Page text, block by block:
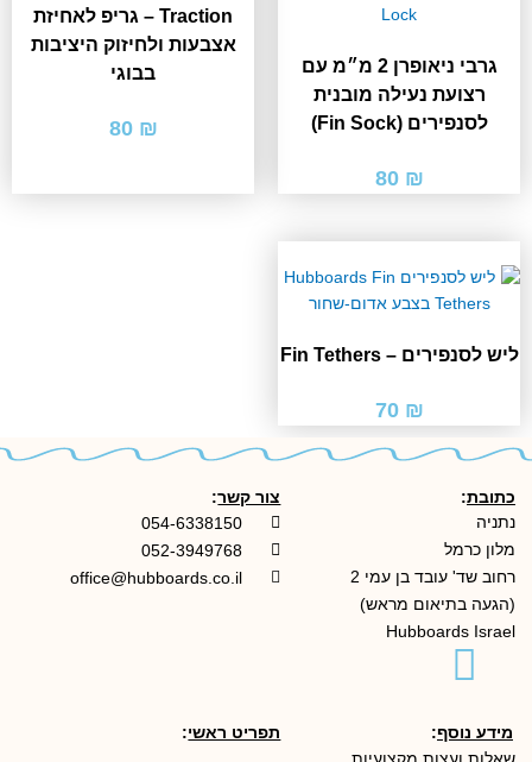
גרבי ניאופרן 2 מ״מ עם
רצועת נעילה מובנית
לסנפירים (Fin Sock)
₪
80
Traction – גריפ לאחיזת
אצבעות ולחיזוק היציבות
בבוגי
₪
80
ליש לסנפירים – Fin Tethers
₪
70
כתובת:
נתניה
מלון כרמל
רחוב שד' עובד בן עמי 2
(הגעה בתיאום מראש)
Hubboards Israel
צור קשר:
054-6338150
052-3949768
office@hubboards.co.il
מידע נוסף:
תפריט ראשי: